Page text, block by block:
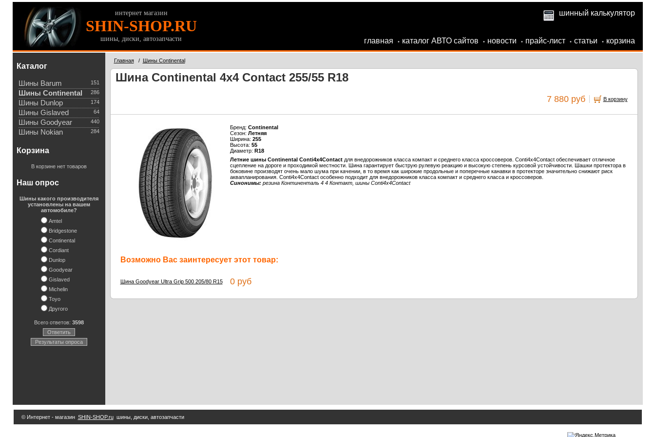
интернет магазин
SHIN-SHOP.RU
шины, диски, автозапчасти
шинный калькулятор
главная • каталог АВТО сайтов • новости • прайс-лист • статьи • корзина
Каталог
151
Шины Barum
286
Шины Continental
174
Шины Dunlop
64
Шины Gislaved
440
Шины Goodyear
284
Шины Nokian
Корзина
В корзине нет товаров
Наш опрос
Шины какого производителя
установлены на вашем
автомобиле?
Amtel
Bridgestone
Continental
Cordiant
Dunlop
Goodyear
Gislaved
Michelin
Toyo
Другого
Всего ответов: 3598
Ответить
Результаты опроса
Главная/ Шины Continental
Шина Continental 4x4 Contact 255/55 R18
7 880 руб В корзину
Бренд: Continental
Сезон: Летняя
Ширина: 255
Высота: 55
Диаметр: R18
Летние шины Continental Conti4x4Contactдля внедорожников класса компакт и среднего класса кроссоверов. Conti4x4Contact обеспечивает отличное
сцепление на дороге и проходимой местности. Шина гарантирует быструю рулевую реакцию и высокую степень курсовой устойчивости. Шашки протектора в
боковине производят очень мало шума при качении, в то время как широкие продольные и поперечные канавки в протекторе значительно снижают риск
аквапланирования. Conti4x4Contact особенно подходит для внедорожников класса компакт и среднего класса и кроссоверов.
Синонимы: резина Континенталь 4 4 Контакт, шины Conti4x4Contact
Возможно Вас заинтересует этот товар:
Шина Goodyear Ultra Grip 500 205/80 R150 руб
© Интернет - магазин SHIN-SHOP.ruшины, диски, автозапчасти